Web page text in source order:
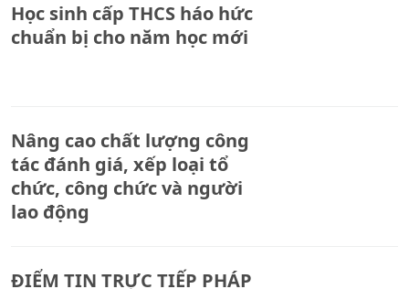
Học sinh cấp THCS háo hức
chuẩn bị cho năm học mới
Nâng cao chất lượng công
tác đánh giá, xếp loại tổ
chức, công chức và người
lao động
ĐIỂM TIN TRỰC TIẾP PHÁP